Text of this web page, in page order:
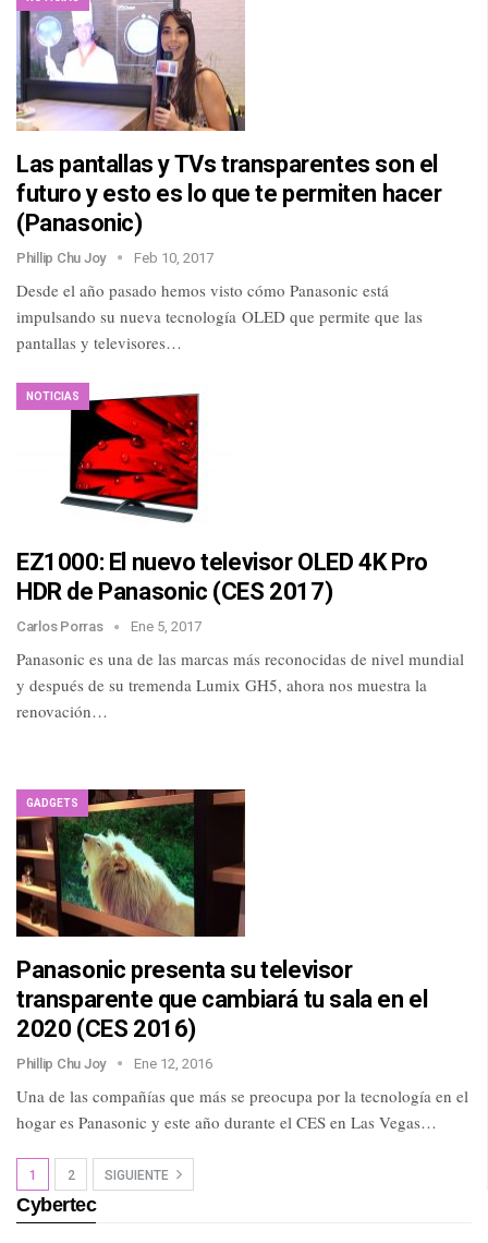
Las pantallas y TVs transparentes son el
futuro y esto es lo que te permiten hacer
(Panasonic)
Phillip Chu Joy Feb 10, 2017
Desde el año pasado hemos visto cómo Panasonic está
impulsando su nueva tecnología OLED que permite que las
pantallas y televisores…
NOTICIAS
EZ1000: El nuevo televisor OLED 4K Pro
HDR de Panasonic (CES 2017)
Carlos Porras Ene 5, 2017
Panasonic es una de las marcas más reconocidas de nivel mundial
y después de su tremenda Lumix GH5, ahora nos muestra la
renovación…
GADGETS
Panasonic presenta su televisor
transparente que cambiará tu sala en el
2020 (CES 2016)
Phillip Chu Joy Ene 12, 2016
Una de las compañías que más se preocupa por la tecnología en el
hogar es Panasonic y este año durante el CES en Las Vegas…
1 2 SIGUIENTE
Cybertec